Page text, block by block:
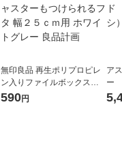
無印良品 再生ポリプロピレ
ン入りファイルボックスス
タンダード用キャスターも
590円
ア
ー
タ
チ